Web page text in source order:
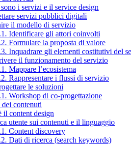
i servizi e il service design
servizi pubblici digitali
il modello di servizio
Identificare gli attori coinvolti
Formulare la proposta di valore
Inquadrare gli elementi costitutivi del
il funzionamento del servizio
Mappare l’ecosistema
Rappresentare i flussi di servizio
le soluzioni
Workshop di co-progettazione
contenuti
il content design
utente sui contenuti e il linguaggio
Content discovery
Dati di ricerca (search keywords)